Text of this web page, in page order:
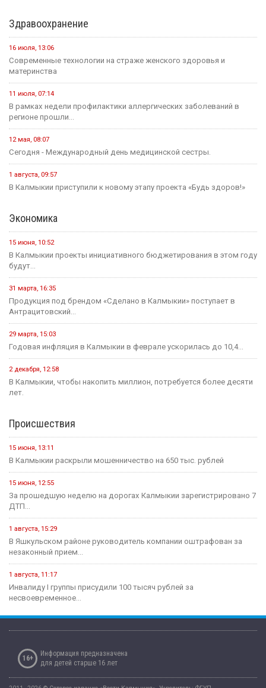
Здравоохранение
16 июля, 13:06
Современные технологии на страже женского здоровья и
материнства
11 июля, 07:14
В рамках недели профилактики аллергических заболеваний в
регионе прошли...
12 мая, 08:07
Сегодня - Международный день медицинской сестры.
1 августа, 09:57
В Калмыкии приступили к новому этапу проекта «Будь здоров!»
Экономика
15 июня, 10:52
В Калмыкии проекты инициативного бюджетирования в этом году
будут...
31 марта, 16:35
Продукция под брендом «Сделано в Калмыкии» поступает в
Антрацитовский...
29 марта, 15:03
Годовая инфляция в Калмыкии в феврале ускорилась до 10,4...
2 декабря, 12:58
В Калмыкии, чтобы накопить миллион, потребуется более десяти
лет.
Происшествия
15 июня, 13:11
В Калмыкии раскрыли мошенничество на 650 тыс. рублей
15 июня, 12:55
За прошедшую неделю на дорогах Калмыкии зарегистрировано 7
ДТП...
1 августа, 15:29
В Яшкульском районе руководитель компании оштрафован за
незаконный прием...
1 августа, 11:17
Инвалиду I группы присудили 100 тысяч рублей за
несвоевременное...
16+
Информация предназначена
для детей старше 16 лет